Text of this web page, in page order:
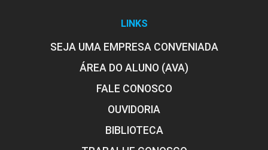
PORTUGUÊS INSTRUMENTAL
45
LINKS
SEJA UMA EMPRESA CONVENIADA
ÁREA DO ALUNO (AVA)
FALE CONOSCO
OUVIDORIA
BIBLIOTECA